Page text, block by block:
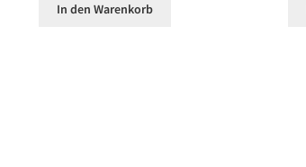
In den Warenkorb